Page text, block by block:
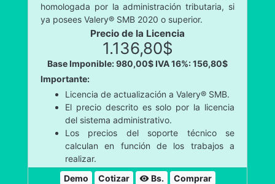
homologada por la administración tributaria, si
ya posees Valery® SMB 2020 o superior.
Precio de la Licencia
1.136,80$
Base Imponible: 980,00$ IVA 16%: 156,80$
Importante:
Licencia de actualización a Valery® SMB.
El precio descrito es solo por la licencia
del sistema administrativo.
Los precios del soporte técnico se
calculan en función de los trabajos a
realizar.
Demo
Cotizar visibilityBs. Comprar